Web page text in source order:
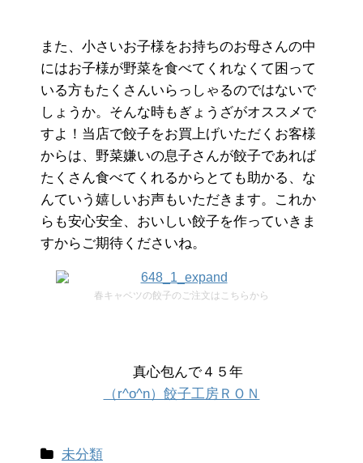
また、小さいお子様をお持ちのお母さんの中
にはお子様が野菜を食べてくれなくて困って
いる方もたくさんいらっしゃるのではないで
しょうか。そんな時もぎょうざがオススメで
すよ！当店で餃子をお買上げいただくお客様
からは、野菜嫌いの息子さんが餃子であれば
たくさん食べてくれるからとても助かる、な
んていう嬉しいお声もいただきます。これか
らも安心安全、おいしい餃子を作っていきま
すからご期待くださいね。
春キャベツの餃子のご注文はこちらから
真心包んで４５年
（r^o^n）餃子工房ＲＯＮ
未分類